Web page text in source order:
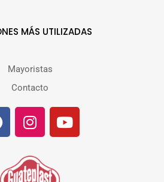
MÁS UTILIZADAS
Mayoristas
Contacto